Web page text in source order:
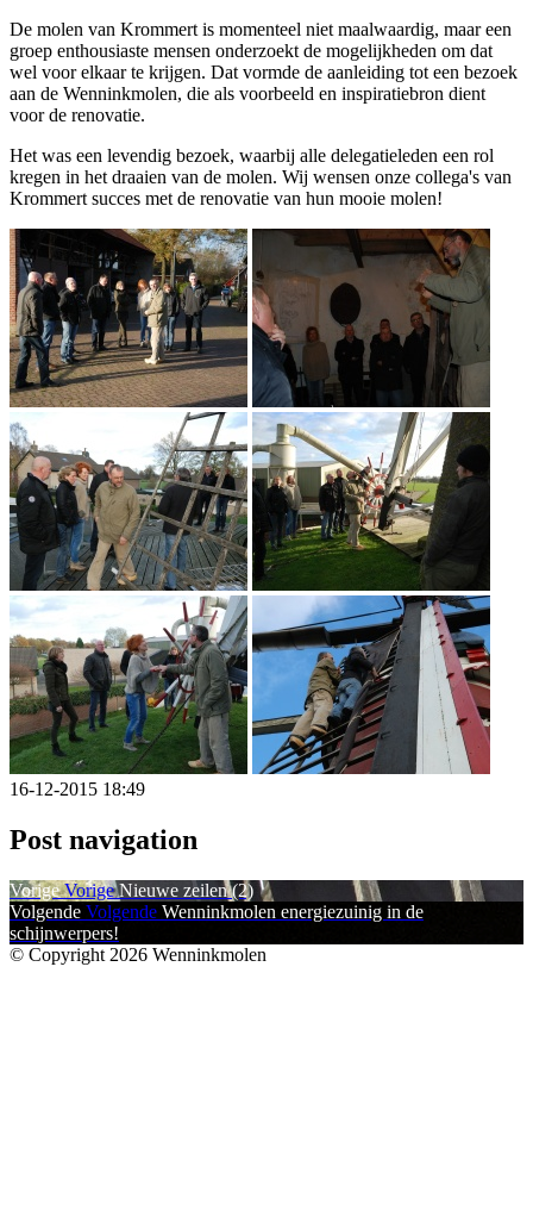
De molen van Krommert is momenteel niet maalwaardig, maar een
groep enthousiaste mensen onderzoekt de mogelijkheden om dat
wel voor elkaar te krijgen. Dat vormde de aanleiding tot een bezoek
aan de Wenninkmolen, die als voorbeeld en inspiratiebron dient
voor de renovatie.
Het was een levendig bezoek, waarbij alle delegatieleden een rol
kregen in het draaien van de molen. Wij wensen onze collega's van
Krommert succes met de renovatie van hun mooie molen!
16-12-2015 18:49
Post navigation
Vorige Vorige Nieuwe zeilen (2)
Volgende Volgende Wenninkmolen energiezuinig in de
schijnwerpers!
© Copyright 2026 Wenninkmolen